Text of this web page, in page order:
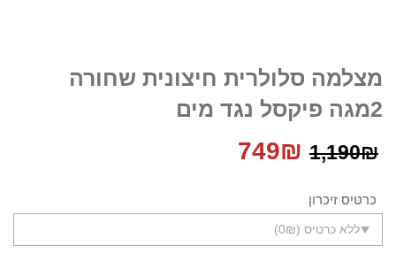
מצלמה סלולרית חיצונית שחורה
2מגה פיקסל נגד מים
1,190₪
המחיר
היה:
1,190₪.
749₪
הוא:
749₪.
כרטיס זיכרון